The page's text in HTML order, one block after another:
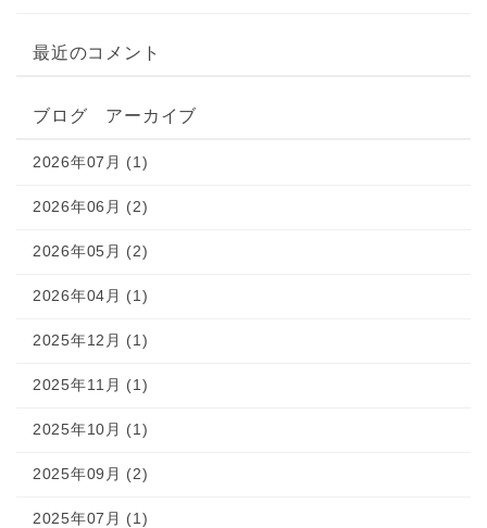
最近のコメント
ブログ アーカイブ
2026年07月 (1)
2026年06月 (2)
2026年05月 (2)
2026年04月 (1)
2025年12月 (1)
2025年11月 (1)
2025年10月 (1)
2025年09月 (2)
2025年07月 (1)